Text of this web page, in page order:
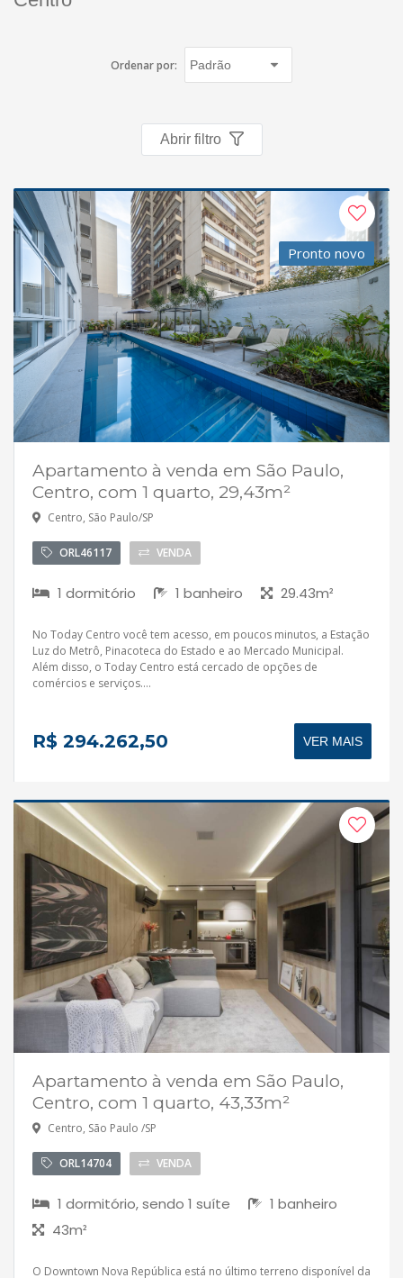
Ordenar por:
Abrir filtro
Pronto novo
Apartamento à venda em São Paulo,
Centro, com 1 quarto, 29,43m²
Centro, São Paulo/SP
ORL46117 VENDA
1 dormitório 1 banheiro 29.43m²
No Today Centro você tem acesso, em poucos minutos, a Estação
Luz do Metrô, Pinacoteca do Estado e ao Mercado Municipal.
Além disso, o Today Centro está cercado de opções de
comércios e serviços....
R$ 294.262,50 VER MAIS
Apartamento à venda em São Paulo,
Centro, com 1 quarto, 43,33m²
Centro, São Paulo /SP
ORL14704 VENDA
1 dormitório, sendo 1 suíte
1 banheiro
43m²
O Downtown Nova República está no último terreno disponível da